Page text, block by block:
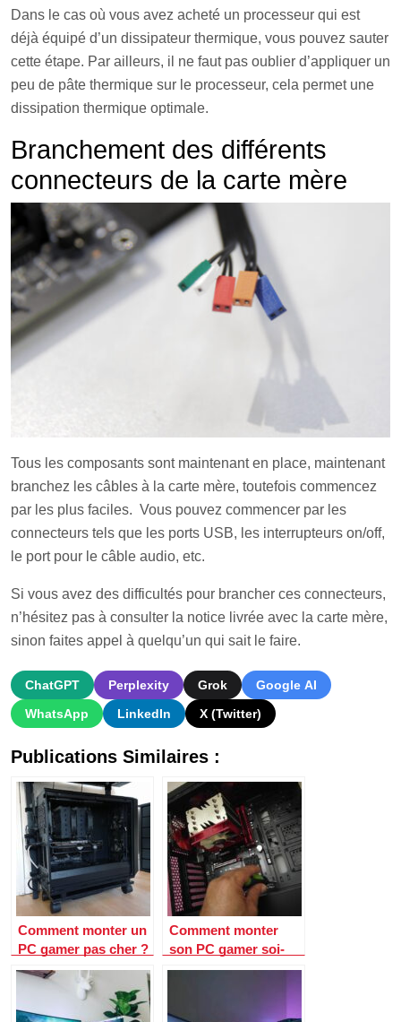
Dans le cas où vous avez acheté un processeur qui est
déjà équipé d’un dissipateur thermique, vous pouvez sauter
cette étape. Par ailleurs, il ne faut pas oublier d’appliquer un
peu de pâte thermique sur le processeur, cela permet une
dissipation thermique optimale.
Branchement des différents
connecteurs de la carte mère
Tous les composants sont maintenant en place, maintenant
branchez les câbles à la carte mère, toutefois commencez
par les plus faciles. Vous pouvez commencer par les
connecteurs tels que les ports USB, les interrupteurs on/off,
le port pour le câble audio, etc.
Si vous avez des difficultés pour brancher ces connecteurs,
n’hésitez pas à consulter la notice livrée avec la carte mère,
sinon faites appel à quelqu’un qui sait le faire.
ChatGPT Perplexity Grok
Google AI
WhatsApp
LinkedIn X (Twitter)
Publications Similaires :
Comment monter un
PC gamer pas cher ?
Comment monter
son PC gamer soi-
même ?